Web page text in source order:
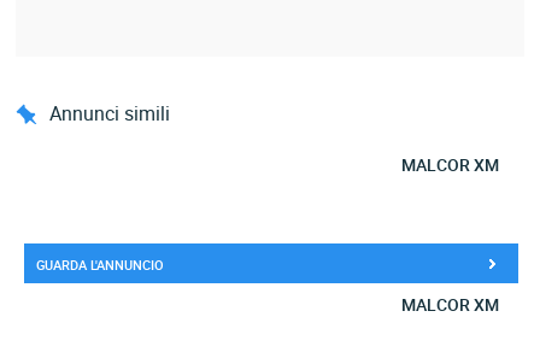
Annunci simili
MALCOR XM
GUARDA L'ANNUNCIO
MALCOR XM